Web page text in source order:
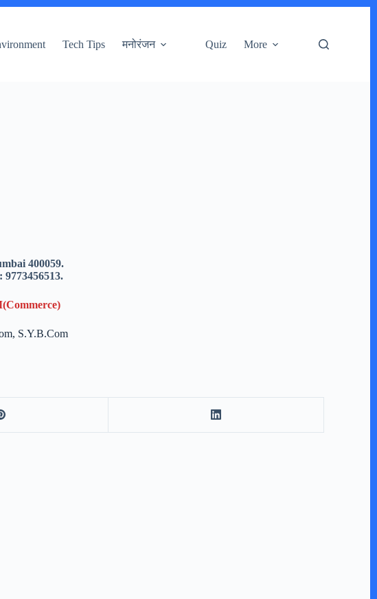
Tech Tips मनोरंजन Quiz More
400059.
9773456513.
S.Y.B.Com